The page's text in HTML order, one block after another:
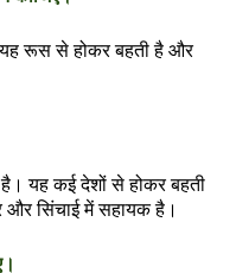
यह रूस से होकर बहती है और
है। यह कई देशों से होकर बहती
और सिंचाई में सहायक है।